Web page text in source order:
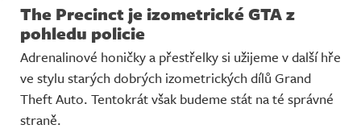
The Precinct je izometrické GTA z
pohledu policie
Adrenalinové honičky a přestřelky si užijeme v další hře
ve stylu starých dobrých izometrických dílů Grand
Theft Auto. Tentokrát však budeme stát na té správné
straně.